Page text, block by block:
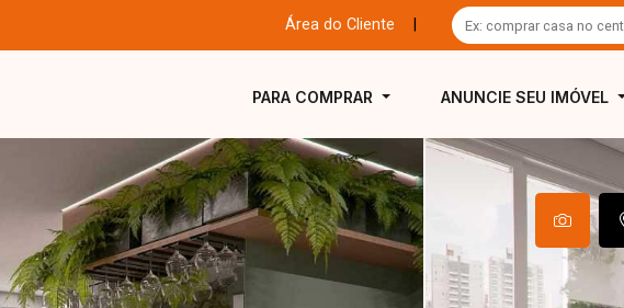
Área do Cliente
PARA COMPRAR ANUNCIE SEU IMÓVEL